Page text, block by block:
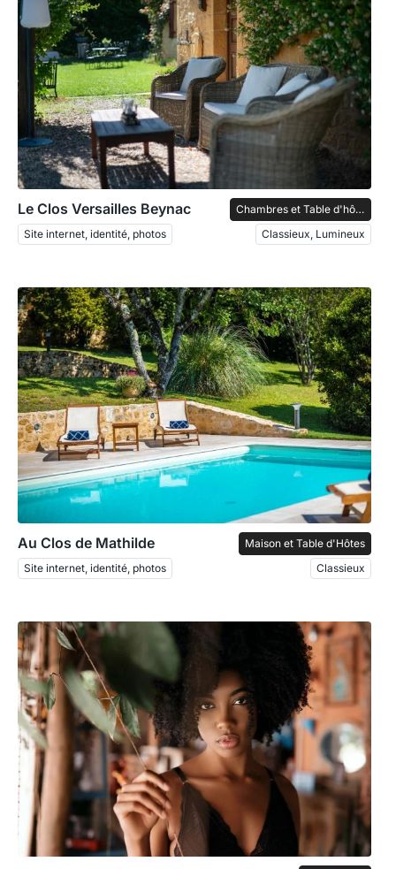
Le Clos Versailles Beynac
Chambres et Table d'hôtes
Site internet, identité, photos
Classieux, Lumineux
Au Clos de Mathilde
Maison et Table d'Hôtes
Site internet, identité, photos
Classieux